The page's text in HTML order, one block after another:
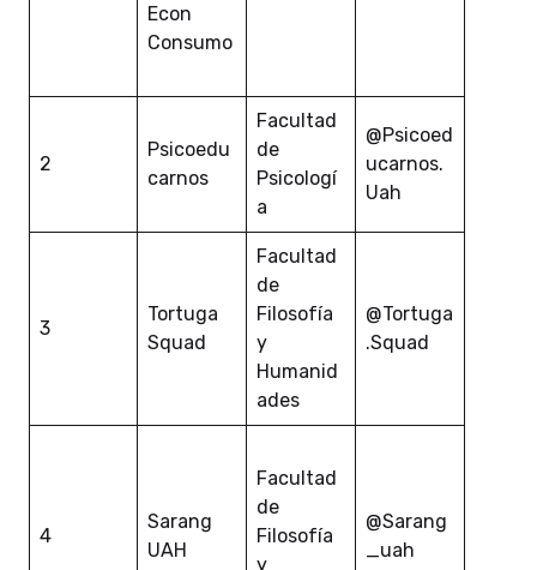
Econ
Consumo
2
Psicoedu
carnos
Facultad
de
Psicologí
a
@Psicoed
ucarnos.
Uah
3
Tortuga
Squad
Facultad
de
Filosofía
y
Humanid
ades
@Tortuga
.Squad
4
Sarang
UAH
Facultad
de
Filosofía
y
@Sarang
_uah